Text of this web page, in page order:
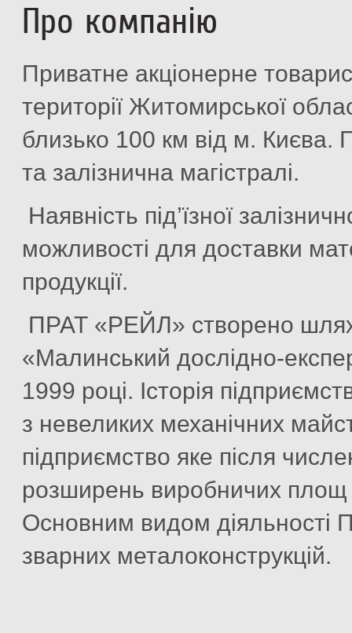
Про компанію
Приватне акціонерне
території Житомирської
близько 100 км від м. Києва.
та залізнична магістралі.
Наявність під’їзної
можливості для доставки
продукції.
ПРАТ «РЕЙЛ» створено
«Малинський дослідно-
1999 році. Історія
з невеликих механічних
підприємство яке після
розширень виробничих площ
Основним видом
зварних металоконструкцій.